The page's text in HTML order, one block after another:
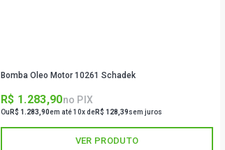
Bomba Oleo Motor 10261 Schadek
R$ 1.283,90no PIX
Ou R$ 1.283,90em até 10x deR$ 128,39sem juros
VER PRODUTO